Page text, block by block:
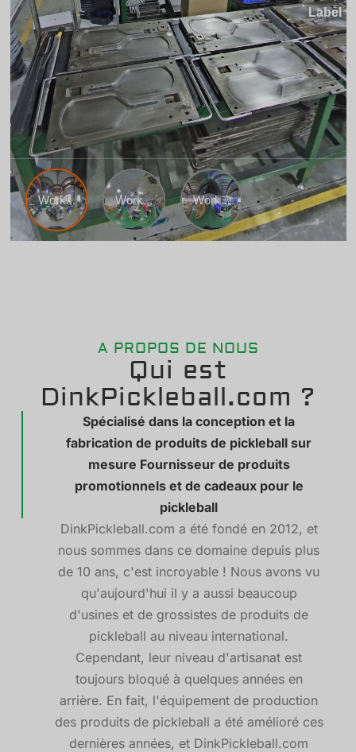
A PROPOS DE NOUS
Qui est
DinkPickleball.com ?
Spécialisé dans la conception et la
fabrication de produits de pickleball sur
mesure Fournisseur de produits
promotionnels et de cadeaux pour le
pickleball
DinkPickleball.com a été fondé en 2012, et
nous sommes dans ce domaine depuis plus
de 10 ans, c'est incroyable ! Nous avons vu
qu'aujourd'hui il y a aussi beaucoup
d'usines et de grossistes de produits de
pickleball au niveau international.
Cependant, leur niveau d'artisanat est
toujours bloqué à quelques années en
arrière. En fait, l'équipement de production
des produits de pickleball a été amélioré ces
dernières années, et DinkPickleball.com